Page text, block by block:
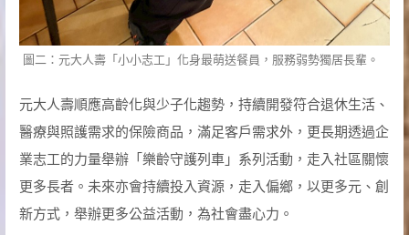
圖二：元大人壽「小小志工」化身最萌送餐員，服務弱勢獨居長輩。
元大人壽順應高齡化與少子化趨勢，持續開發符合退休生活、
醫療與照護需求的保險商品，滿足客戶需求外，更長期透過企
業志工的力量舉辦「樂齡守護列車」系列活動，走入社區關懷
更多長者。未來亦會持續投入資源，走入偏鄉，以更多元、創
新方式，舉辦更多公益活動，為社會盡心力。